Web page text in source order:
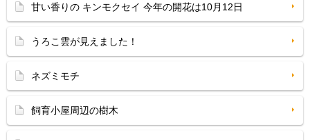
甘い香りの キンモクセイ 今年の開花は10月12日
うろこ雲が見えました！
ネズミモチ
飼育小屋周辺の樹木